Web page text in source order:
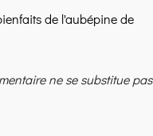
de l'aubépine de
ne se substitue pas